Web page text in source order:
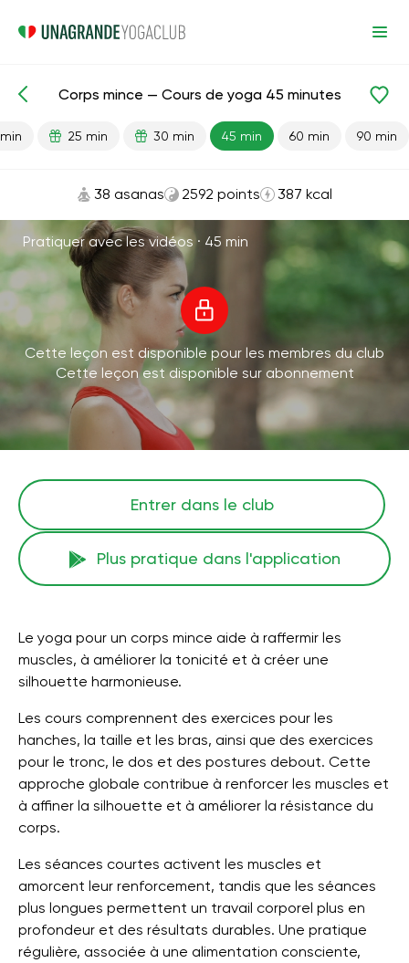
Leçons prêtes Perte de poids
Corps mince — Cours de yoga 45 minutes
25 min 30 min 45 min 60 min 90 min
38 asanas 2592 points 387 kcal
Pratiquer avec les vidéos · 45 min
Cette leçon est disponible pour les membres du club
Cette leçon est disponible sur abonnement
Entrer dans le club
Plus pratique dans l'application
Le yoga pour un corps mince aide à raffermir les
muscles, à améliorer la tonicité et à créer une
silhouette harmonieuse.
Les cours comprennent des exercices pour les
hanches, la taille et les bras, ainsi que des exercices
pour le tronc, le dos et des postures debout. Cette
approche globale contribue à renforcer les muscles et
à affiner la silhouette et à améliorer la résistance du
corps.
Les séances courtes activent les muscles et
amorcent leur renforcement, tandis que les séances
plus longues permettent un travail corporel plus en
profondeur et des résultats durables. Une pratique
régulière, associée à une alimentation consciente,